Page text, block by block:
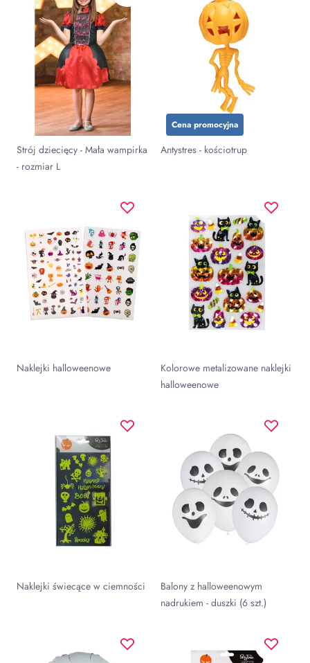
Strój dziecięcy - Mała wampirka
- rozmiar L
Cena promocyjna
Antystres - kościotrup
Naklejki halloweenowe
Kolorowe metalizowane naklejki
halloweenowe
Naklejki świecące w ciemności
Balony z halloweenowym
nadrukiem - duszki (6 szt.)